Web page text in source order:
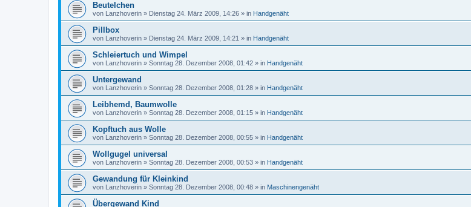
Beutelchen
von Lanzhoverin » Dienstag 24. März 2009, 14:26 » in Handgenäht
Pillbox
von Lanzhoverin » Dienstag 24. März 2009, 14:21 » in Handgenäht
Schleiertuch und Wimpel
von Lanzhoverin » Sonntag 28. Dezember 2008, 01:42 » in Handgenäht
Untergewand
von Lanzhoverin » Sonntag 28. Dezember 2008, 01:28 » in Handgenäht
Leibhemd, Baumwolle
von Lanzhoverin » Sonntag 28. Dezember 2008, 01:15 » in Handgenäht
Kopftuch aus Wolle
von Lanzhoverin » Sonntag 28. Dezember 2008, 00:55 » in Handgenäht
Wollgugel universal
von Lanzhoverin » Sonntag 28. Dezember 2008, 00:53 » in Handgenäht
Gewandung für Kleinkind
von Lanzhoverin » Sonntag 28. Dezember 2008, 00:48 » in Maschinengenäht
Übergewand Kind